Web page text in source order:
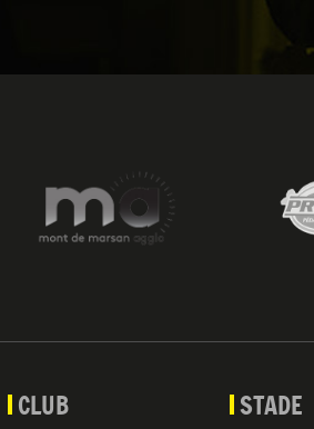
CLUB STADE